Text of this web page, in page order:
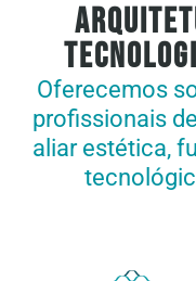
Oferecemos
profissionais
aliar estética,